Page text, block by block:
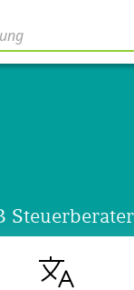
Steuerberater